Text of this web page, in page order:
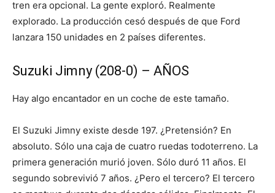
tren era opcional. La gente exploró. Realmente
explorado. La producción cesó después de que Ford
lanzara 150 unidades en 2 países diferentes.
Suzuki Jimny (208-0) – AÑOS
Hay algo encantador en un coche de este tamaño.
El Suzuki Jimny existe desde 197. ¿Pretensión? En
absoluto. Sólo una caja de cuatro ruedas todoterreno. La
primera generación murió joven. Sólo duró 11 años. El
segundo sobrevivió 7 años. ¿Pero el tercero? El tercero